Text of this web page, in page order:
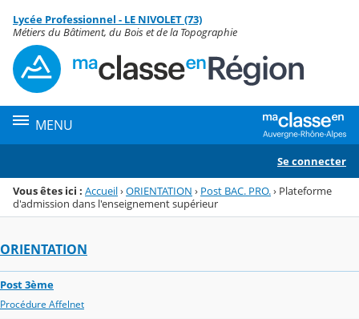
Menu de la rubrique
Contenu
Lycée Professionnel - LE NIVOLET (73)
Métiers du Bâtiment, du Bois et de la Topographie
MENU
Se connecter
Vous êtes ici : Accueil›ORIENTATION › Post BAC. PRO.› Plateforme
d'admission dans l'enseignement supérieur
ORIENTATION
Post 3ème
Procédure Affelnet